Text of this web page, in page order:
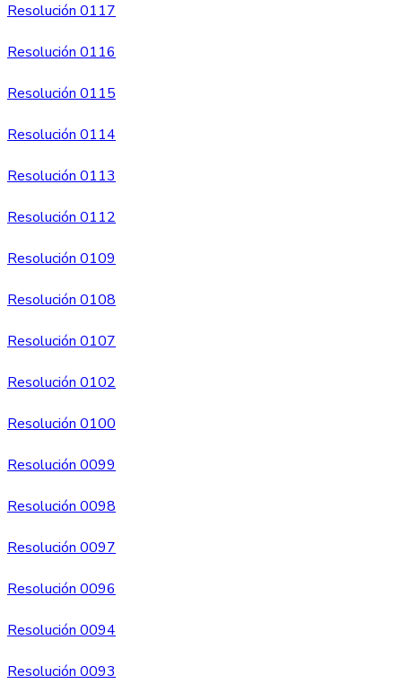
Resolución 0117
Resolución 0116
Resolución 0115
Resolución 0114
Resolución 0113
Resolución 0112
Resolución 0109
Resolución 0108
Resolución 0107
Resolución 0102
Resolución 0100
Resolución 0099
Resolución 0098
Resolución 0097
Resolución 0096
Resolución 0094
Resolución 0093